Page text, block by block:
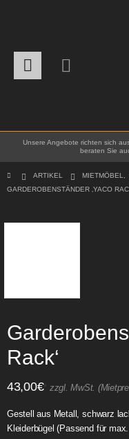
Unsere Angebote richten sich
beraten Sie
ARTIKEL MIETMÖBEL
GARDEROBENSTÄNDER ‚YACO
Rack‘
43,00€* zzgl. MwSt.
Gestell aus Metall, schwarz
Kleiderbügel (Passend für